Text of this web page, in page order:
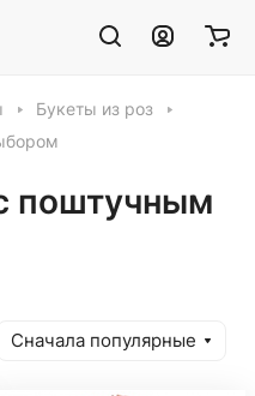
Букеты из роз
поштучным
Сначала популярные